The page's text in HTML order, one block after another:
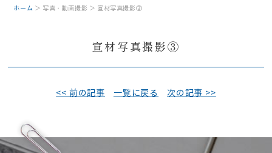
ホーム ＞ 写真・動画撮影 ＞ 宣材写真撮影③
宣材写真撮影③
<< 前の記事 一覧に戻る 次の記事 >>